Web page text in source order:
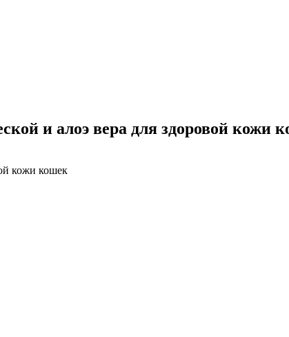
и алоэ вера для здоровой кожи